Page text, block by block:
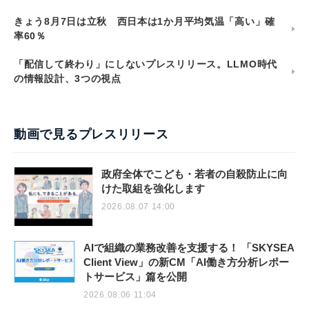
きょう8月7日は立秋 西日本は1か月平均気温「高い」確
率60％
「配信して終わり」にしないプレスリリース。LLMO時代
の情報設計、3つの視点
動画で見るプレスリリース
政府全体でこども・若者の自殺防止に向
けた取組を強化します
2026.08.07 14:00
AIで組織の業務改善を支援する！ 「SKYSEA
Client View」の新CM「AI働き方分析レポー
トサービス」篇を公開
2026.08.06 11:04